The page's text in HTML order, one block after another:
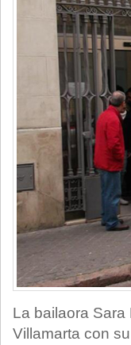
La bailaora Sara
Villamarta con